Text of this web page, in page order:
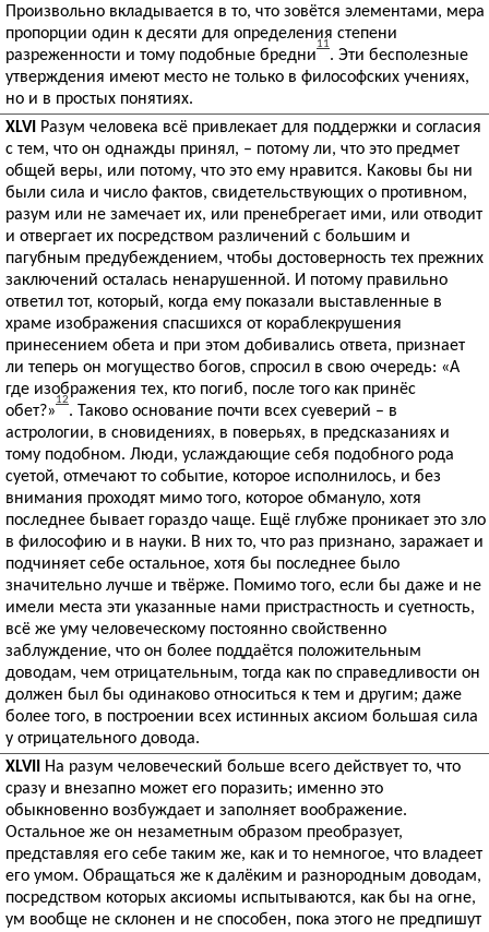
Произвольно вкладывается в то, что зовётся элементами, мера
пропорции один к десяти для определения степени
разреженности и тому подобные бредни
11
. Эти бесполезные
утверждения имеют место не только в философских учениях,
но и в простых понятиях.
XLVI
Разум человека всё привлекает для поддержки и согласия
с тем, что он однажды принял, – потому ли, что это предмет
общей веры, или потому, что это ему нравится. Каковы бы ни
были сила и число фактов, свидетельствующих о противном,
разум или не замечает их, или пренебрегает ими, или отводит
и отвергает их посредством различений с большим и
пагубным предубеждением, чтобы достоверность тех прежних
заключений осталась ненарушенной. И потому правильно
ответил тот, который, когда ему показали выставленные в
храме изображения спасшихся от кораблекрушения
принесением обета и при этом добивались ответа, признает
ли теперь он могущество богов, спросил в свою очередь: «А
где изображения тех, кто погиб, после того как принёс
обет?»
12
. Таково основание почти всех суеверий – в
астрологии, в сновидениях, в поверьях, в предсказаниях и
тому подобном. Люди, услаждающие себя подобного рода
суетой, отмечают то событие, которое исполнилось, и без
внимания проходят мимо того, которое обмануло, хотя
последнее бывает гораздо чаще. Ещё глубже проникает это зло
в философию и в науки. В них то, что раз признано, заражает и
подчиняет себе остальное, хотя бы последнее было
значительно лучше и твёрже. Помимо того, если бы даже и не
имели места эти указанные нами пристрастность и суетность,
всё же уму человеческому постоянно свойственно
заблуждение, что он более поддаётся положительным
доводам, чем отрицательным, тогда как по справедливости он
должен был бы одинаково относиться к тем и другим; даже
более того, в построении всех истинных аксиом большая сила
у отрицательного довода.
XLVII
На разум человеческий больше всего действует то, что
сразу и внезапно может его поразить; именно это
обыкновенно возбуждает и заполняет воображение.
Остальное же он незаметным образом преобразует,
представляя его себе таким же, как и то немногое, что владеет
его умом. Обращаться же к далёким и разнородным доводам,
посредством которых аксиомы испытываются, как бы на огне,
ум вообще не склонен и не способен, пока этого не предпишут